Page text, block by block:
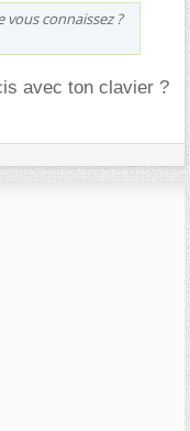
vous connaissez ?
avec ton clavier ?